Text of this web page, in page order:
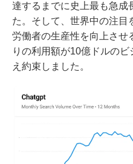
達するまでに史上最も急成
た。そして、世界中の注目
労働者の生産性を向上させ
りの利用額が10億ドルの
え約束しました。